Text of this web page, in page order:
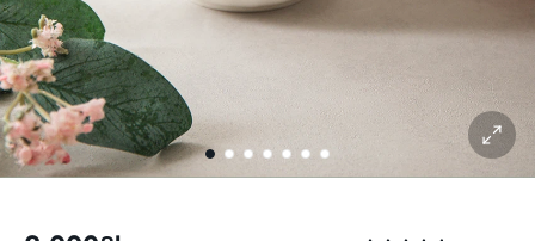
1 2 3 4 5 6 7
확대 보기